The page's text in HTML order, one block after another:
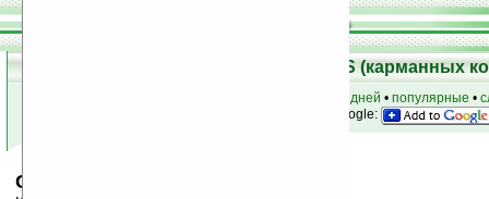
25
Скачать программы для Palm OS (карманных
за 7 дней • популярные •
на Google:
Converter Deluxe v2.26